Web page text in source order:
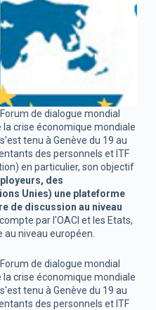
Forum de dialogue mondial
crise économique mondiale
tenu à Genève du 19 au
des personnels et ITF
en particulier, son objectif
des
Unies) une plateforme
de discussion au niveau
par l'OACI et les Etats,
niveau européen.
Forum de dialogue mondial
crise économique mondiale
tenu à Genève du 19 au
des personnels et ITF